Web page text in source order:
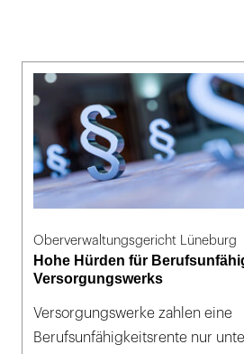
Oberverwaltungsgericht Lüneburg
Hohe Hürden für
Versorgungswerks
Versorgungswerke zahlen eine
Berufsunfähigkeitsrente nur